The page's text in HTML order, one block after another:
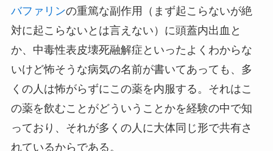
バファリンの重篤な副作用（まず起こらないが絶
対に起こらないとは言えない）に頭蓋内出血と
か、中毒性表皮壊死融解症といったよくわからな
いけど怖そうな病気の名前が書いてあっても、多
くの人は怖がらずにこの薬を内服する。それはこ
の薬を飲むことがどういうことかを経験の中で知
っており、それが多くの人に大体同じ形で共有さ
れているからである。